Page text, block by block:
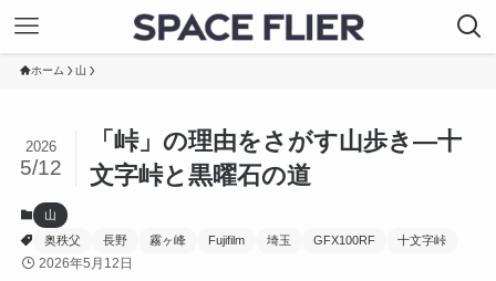
ホーム 山
「峠」の理由をさがす山歩き―十
文字峠と黒曜石の道
2026
5/12
山
奥秩父
長野 霧ヶ峰 Fujifilm 埼玉 GFX100RF 十文字峠
2026年5月12日